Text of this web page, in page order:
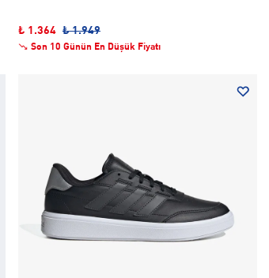
₺ 1.364 ₺ 1.949
Son 10 Günün En Düşük Fiyatı